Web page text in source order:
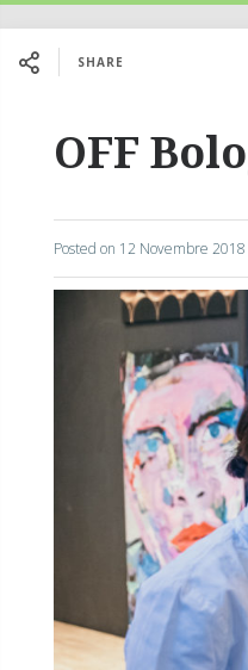
SHARE
OFF
Posted on 12 Novembre 2018